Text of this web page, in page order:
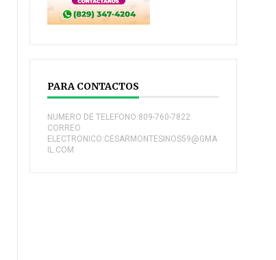
PARA CONTACTOS
NUMERO DE TELEFONO:809-760-7822
CORREO
ELECTRONICO:CESARMONTESINOS59@GMA
IL.COM